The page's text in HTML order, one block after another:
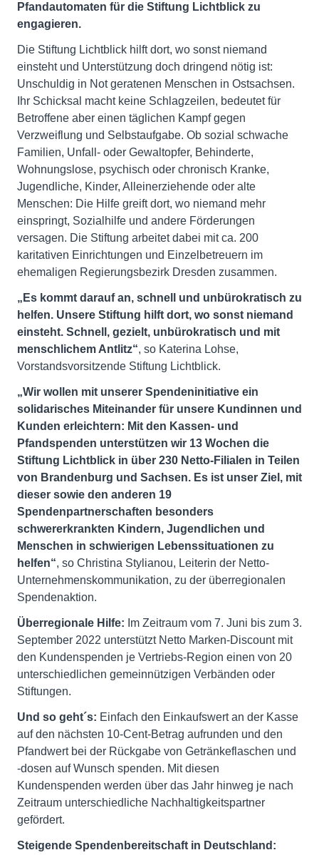
Pfandautomaten für die Stiftung Lichtblick zu
engagieren.
Die Stiftung Lichtblick hilft dort, wo sonst niemand
einsteht und Unterstützung doch dringend nötig ist:
Unschuldig in Not geratenen Menschen in Ostsachsen.
Ihr Schicksal macht keine Schlagzeilen, bedeutet für
Betroffene aber einen täglichen Kampf gegen
Verzweiflung und Selbstaufgabe. Ob sozial schwache
Familien, Unfall- oder Gewaltopfer, Behinderte,
Wohnungslose, psychisch oder chronisch Kranke,
Jugendliche, Kinder, Alleinerziehende oder alte
Menschen: Die Hilfe greift dort, wo niemand mehr
einspringt, Sozialhilfe und andere Förderungen
versagen. Die Stiftung arbeitet dabei mit ca. 200
karitativen Einrichtungen und Einzelbetreuern im
ehemaligen Regierungsbezirk Dresden zusammen.
„Es kommt darauf an, schnell und unbürokratisch zu
helfen. Unsere Stiftung hilft dort, wo sonst niemand
einsteht. Schnell, gezielt, unbürokratisch und mit
menschlichem Antlitz“, so Katerina Lohse,
Vorstandsvorsitzende Stiftung Lichtblick.
„Wir wollen mit unserer Spendeninitiative ein
solidarisches Miteinander für unsere Kundinnen und
Kunden erleichtern: Mit den Kassen- und
Pfandspenden unterstützen wir 13 Wochen die
Stiftung Lichtblick in über 230 Netto-Filialen in Teilen
von Brandenburg und Sachsen. Es ist unser Ziel, mit
dieser sowie den anderen 19
Spendenpartnerschaften besonders
schwererkrankten Kindern, Jugendlichen und
Menschen in schwierigen Lebenssituationen zu
helfen“, so Christina Stylianou, Leiterin der Netto-
Unternehmenskommunikation, zu der überregionalen
Spendenaktion.
Überregionale Hilfe: Im Zeitraum vom 7. Juni bis zum 3.
September 2022 unterstützt Netto Marken-Discount mit
den Kundenspenden je Vertriebs-Region einen von 20
unterschiedlichen gemeinnützigen Verbänden oder
Stiftungen.
Und so geht´s: Einfach den Einkaufswert an der Kasse
auf den nächsten 10-Cent-Betrag aufrunden und den
Pfandwert bei der Rückgabe von Getränkeflaschen und
-dosen auf Wunsch spenden. Mit diesen
Kundenspenden werden über das Jahr hinweg je nach
Zeitraum unterschiedliche Nachhaltigkeitspartner
gefördert.
Steigende Spendenbereitschaft in Deutschland: